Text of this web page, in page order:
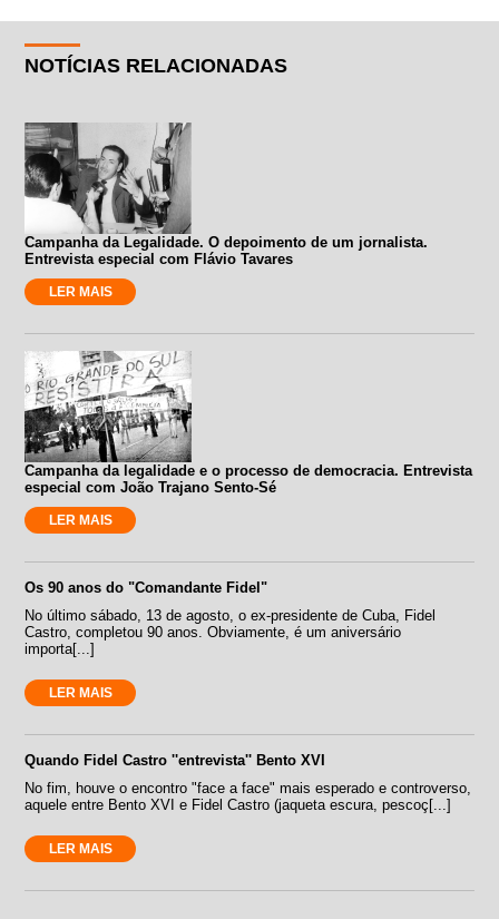
NOTÍCIAS RELACIONADAS
Campanha da Legalidade. O depoimento de um jornalista.
Entrevista especial com Flávio Tavares
LER MAIS
Campanha da legalidade e o processo de democracia. Entrevista
especial com João Trajano Sento-Sé
LER MAIS
Os 90 anos do "Comandante Fidel"
No último sábado, 13 de agosto, o ex-presidente de Cuba, Fidel
Castro, completou 90 anos. Obviamente, é um aniversário
importa[...]
LER MAIS
Quando Fidel Castro ''entrevista'' Bento XVI
No fim, houve o encontro "face a face" mais esperado e controverso,
aquele entre Bento XVI e Fidel Castro (jaqueta escura, pescoç[...]
LER MAIS